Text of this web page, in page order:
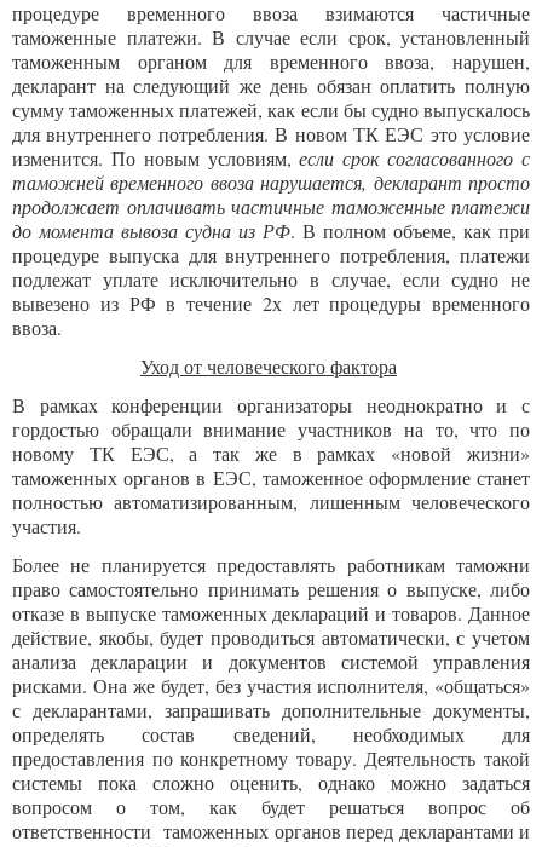
процедуре временного ввоза взимаются частичные
таможенные платежи. В случае если срок, установленный
таможенным органом для временного ввоза, нарушен,
декларант на следующий же день обязан оплатить полную
сумму таможенных платежей, как если бы судно выпускалось
для внутреннего потребления. В новом ТК ЕЭС это условие
изменится. По новым условиям,если срок согласованного с
таможней временного ввоза нарушается, декларант просто
продолжает оплачивать частичные таможенные платежи
до момента вывоза судна из РФ. В полном объеме, как при
процедуре выпуска для внутреннего потребления, платежи
подлежат уплате исключительно в случае, если судно не
вывезено из РФ в течение 2х лет процедуры временного
ввоза.
Уход от человеческого фактора
В рамках конференции организаторы неоднократно и с
гордостью обращали внимание участников на то, что по
новому ТК ЕЭС, а так же в рамках «новой жизни»
таможенных органов в ЕЭС, таможенное оформление станет
полностью автоматизированным, лишенным человеческого
участия.
Более не планируется предоставлять работникам таможни
право самостоятельно принимать решения о выпуске, либо
отказе в выпуске таможенных деклараций и товаров. Данное
действие, якобы, будет проводиться автоматически, с учетом
анализа декларации и документов системой управления
рисками. Она же будет, без участия исполнителя, «общаться»
с декларантами, запрашивать дополнительные документы,
определять состав сведений, необходимых для
предоставления по конкретному товару. Деятельность такой
системы пока сложно оценить, однако можно задаться
вопросом о том, как будет решаться вопрос об
ответственности таможенных органов перед декларантами и